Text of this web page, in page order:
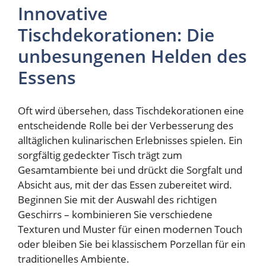
Innovative
Tischdekorationen: Die
unbesungenen Helden des
Essens
Oft wird übersehen, dass Tischdekorationen eine
entscheidende Rolle bei der Verbesserung des
alltäglichen kulinarischen Erlebnisses spielen. Ein
sorgfältig gedeckter Tisch trägt zum
Gesamtambiente bei und drückt die Sorgfalt und
Absicht aus, mit der das Essen zubereitet wird.
Beginnen Sie mit der Auswahl des richtigen
Geschirrs – kombinieren Sie verschiedene
Texturen und Muster für einen modernen Touch
oder bleiben Sie bei klassischem Porzellan für ein
traditionelles Ambiente.